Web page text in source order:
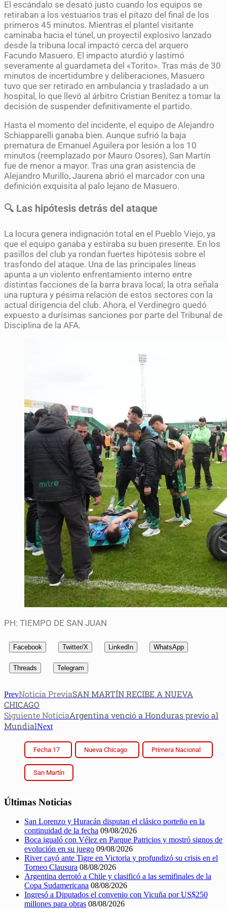
El escándalo se desató justo cuando los equipos se
retiraban a los vestuarios tras el pitazo del final de los
primeros 45 minutos. Mientras el plantel visitante
caminaba hacia el túnel, un proyectil explosivo lanzado
desde la tribuna local impactó cerca del arquero
Facundo Masuero. El impacto aturdió y lastimó
severamente al guardameta del «Torito». Tras más de 30
minutos de incertidumbre y deliberaciones, Masuero
tuvo que ser retirado en ambulancia y trasladado a un
hospital, lo que llevó al árbitro Cristian Benítez a tomar la
decisión de suspender definitivamente el partido.
Hasta el momento del incidente, el equipo de Alejandro
Schiapparelli ganaba bien. Aunque sufrió la baja
prematura de Emanuel Aguilera por lesión a los 10
minutos (reemplazado por Mauro Osores), San Martín
fue de menor a mayor. Tras una gran asistencia de
Alejandro Murillo, Jaurena abrió el marcador con una
definición exquisita al palo lejano de Masuero.
🔍 Las hipótesis detrás del ataque
La locura genera indignación total en el Pueblo Viejo, ya
que el equipo ganaba y estiraba su buen presente. En los
pasillos del club ya rondan fuertes hipótesis sobre el
trasfondo del ataque. Una de las principales líneas
apunta a un violento enfrentamiento interno entre
distintas facciones de la barra brava local; la otra señala
una ruptura y pésima relación de estos sectores con la
actual dirigencia del club. Ahora, el Verdinegro quedó
expuesto a durísimas sanciones por parte del Tribunal de
Disciplina de la AFA.
PH: TIEMPO DE SAN JUAN
Facebook Twitter/X LinkedIn WhatsApp
Threads Telegram
PrevNoticia PreviaSAN MARTÍN RECIBE A NUEVA
CHICAGO
Siguiente NoticiaArgentina venció a Honduras previo al
MundialNext
Fecha 17 Nueva Chicago Primera Nacional
San Martín
Últimas Noticias
San Lorenzo y Huracán disputan el clásico porteño en la
continuidad de la fecha 09/08/2026
Boca igualó con Vélez en Parque Patricios y mostró signos de
evolución en su juego 09/08/2026
River cayó ante Tigre en Victoria y profundizó su crisis en el
Torneo Clausura 08/08/2026
Argentina derrotó a Chile y clasificó a las semifinales de la
Copa Sudamericana 08/08/2026
Ingresó a Diputados el convenio con Vicuña por US$250
millones para obras 08/08/2026